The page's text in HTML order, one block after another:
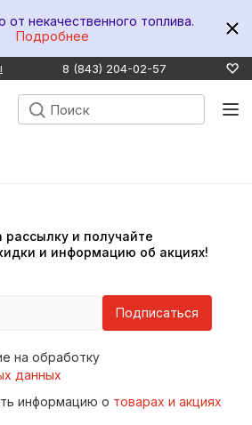
от некачественного топлива.
Подробнее
8 (843) 204-02-57
и получайте
и информацию об акциях!
Подписаться
на обработку
данных
информацию о товарах и акциях